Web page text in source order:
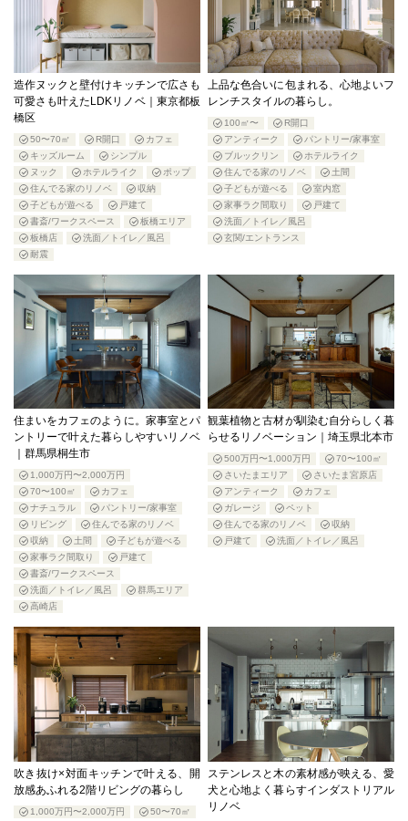
造作ヌックと壁付けキッチンで広さも
可愛さも叶えたLDKリノベ｜東京都板
橋区
50〜70㎡ R開口
カフェ
キッズルーム
シンプル
ヌック
ホテルライク
ポップ
住んでる家のリノベ
収納
子どもが遊べる
戸建て
書斎/ワークスペース
板橋エリア
板橋店
洗面／トイレ／風呂
耐震
上品な色合いに包まれる、心地よいフ
レンチスタイルの暮らし。
100㎡〜
R開口
アンティーク
パントリー/家事室
ブルックリン
ホテルライク
住んでる家のリノベ
土間
子どもが遊べる
室内窓
家事ラク間取り
戸建て
洗面／トイレ／風呂
玄関/エントランス
住まいをカフェのように。家事室とパ
ントリーで叶えた暮らしやすいリノベ
｜群馬県桐生市
1,000万円〜2,000万円
70〜100㎡
カフェ
ナチュラル
パントリー/家事室
リビング
住んでる家のリノベ
収納
土間
子どもが遊べる
家事ラク間取り
戸建て
書斎/ワークスペース
洗面／トイレ／風呂
群馬エリア
高崎店
観葉植物と古材が馴染む自分らしく暮
らせるリノベーション｜埼玉県北本市
500万円〜1,000万円
70〜100㎡
さいたまエリア
さいたま宮原店
アンティーク
カフェ
ガレージ
ペット
住んでる家のリノベ
収納
戸建て
洗面／トイレ／風呂
吹き抜け×対面キッチンで叶える、開
放感あふれる2階リビングの暮らし
1,000万円〜2,000万円
50〜70㎡
ステンレスと木の素材感が映える、愛
犬と心地よく暮らすインダストリアル
リノベ